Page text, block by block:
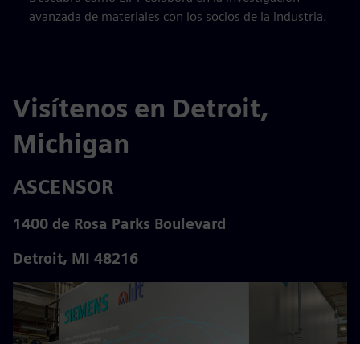
avanzada de materiales con los socios de la industria.
Visítenos en Detroit,
Michigan
ASCENSOR
1400 de Rosa Parks Boulevard
Detroit, MI 48216